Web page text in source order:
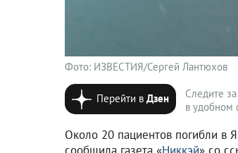
Фото: ИЗВЕСТИЯ/Сергей Лантюхов
Перейти вДзен
Следите
в удобном
Около 20 пациентов погибли в
сообщила газета «Никкэй» со